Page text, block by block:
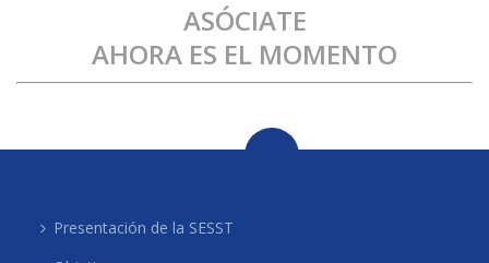
ASÓCIATE
AHORA ES EL MOMENTO
Presentación de la SESST